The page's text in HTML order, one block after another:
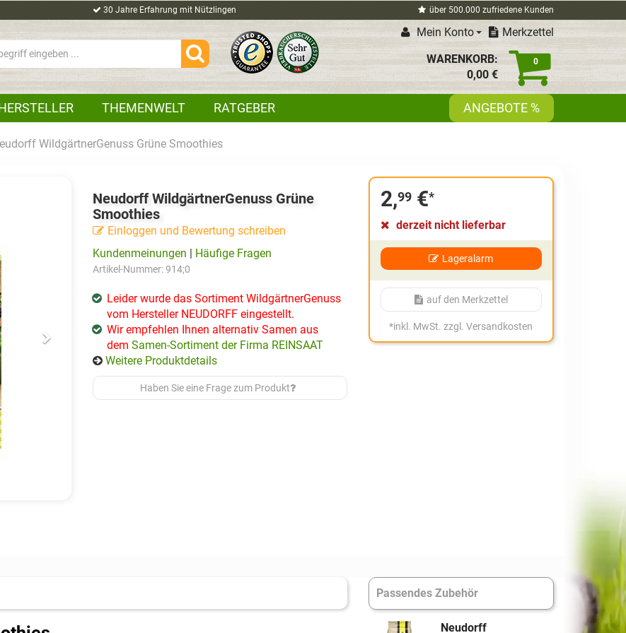
30 Jahre Erfahrung mit Nützlingen über 500.000 zufriedene Kunden
Mein Konto Merkzettel
0
WARENKORB:
0,00 €
THEMENWELT RATGEBER ANGEBOTE %
WildgärtnerGenuss Grüne Smoothies
Neudorff WildgärtnerGenuss Grüne
Smoothies
Einloggen und Bewertung schreiben
Kundenmeinungen | Häufige Fragen
Artikel-Nummer:914;0
Leider wurde das Sortiment WildgärtnerGenuss
vom Hersteller NEUDORFF eingestellt.
Wir empfehlen Ihnen alternativ Samen aus
dem Samen-Sortiment der Firma REINSAAT
Weitere Produktdetails
Haben Sie eine Frage zum Produkt
2,99 €*
derzeit nicht lieferbar
Lageralarm
auf den Merkzettel
*inkl. MwSt. zzgl. Versandkosten
Passendes Zubehör
Neudorff